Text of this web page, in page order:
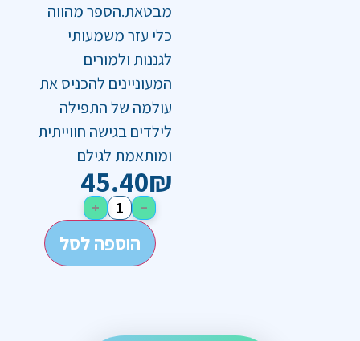
מבטאת.הספר מהווה
כלי עזר משמעותי
לגננות ולמורים
המעוניינים להכניס את
עולמה של התפילה
לילדים בגישה חווייתית
ומותאמת לגילם
45.40₪
−
+
הוספה לסל